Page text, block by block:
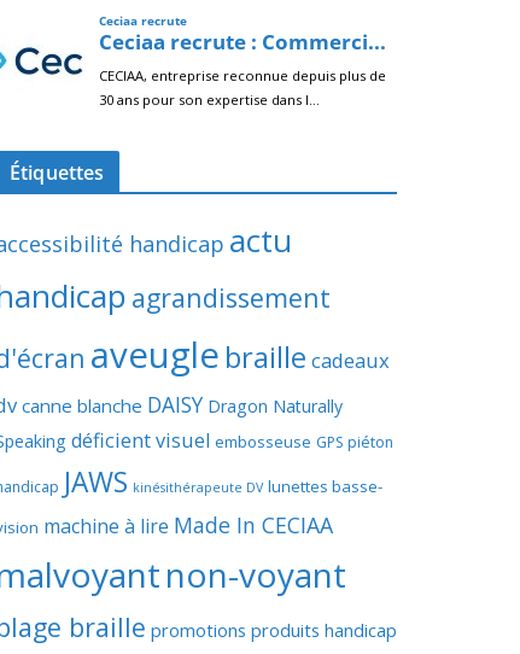
Étiquettes
handicap actu
agrandissement
aveugle braille cadeaux
canne blanche DAISY Dragon Naturally
déficient visuel embosseuse GPS piéton
JAWS kinésithérapeute DV lunettes basse-
machine à lire Made In CECIAA
non-voyant
braille promotions produits handicap